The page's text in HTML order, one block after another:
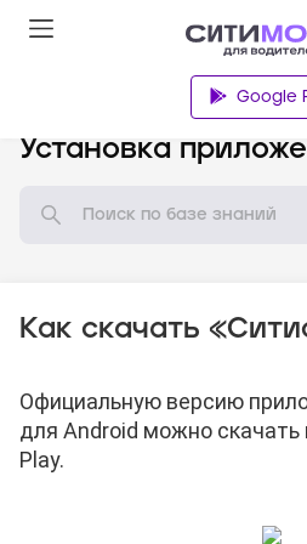
Google
Установка
Как скачать
Официальную версию
для Android можно скачать
Play.